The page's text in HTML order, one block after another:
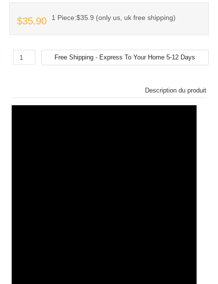
$35.90 1 Piece:$35.9 (only us, uk free shipping)
Description du produit